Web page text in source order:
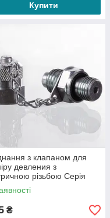
підтримку
про товари та
на
допоможуть
Купити
з клапаном для
девления з
різьбою Серія
₴